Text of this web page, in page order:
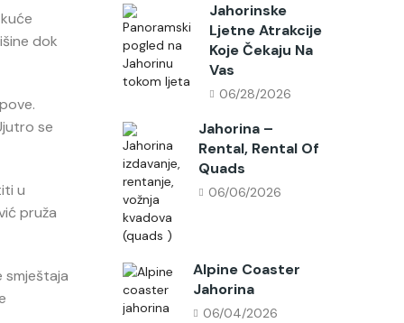
dok
se
u
pruža
smještaja
Jahorinske
Ljetne Atrakcije
Koje Čekaju Na
Vas
06/28/2026
Jahorina –
Rental, Rental Of
Quads
06/06/2026
Alpine Coaster
Jahorina
06/04/2026